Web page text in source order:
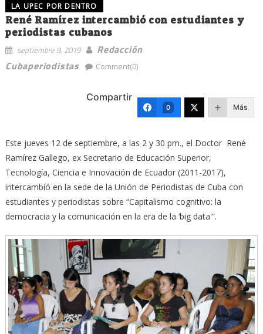
LA UPEC POR DENTRO
René Ramírez intercambió con estudiantes y
periodistas cubanos
septiembre 9, 2019
Redacción
Cubaperiodistas
Comment(0)
Compartir
0 Más
Este jueves 12 de septiembre, a las 2 y 30 pm., el Doctor René
Ramírez Gallego, ex Secretario de Educación Superior,
Tecnología, Ciencia e Innovación de Ecuador (2011-2017),
intercambió en la sede de la Unión de Periodistas de Cuba con
estudiantes y periodistas sobre “Capitalismo cognitivo: la
democracia y la comunicación en la era de la ‘big data'”.